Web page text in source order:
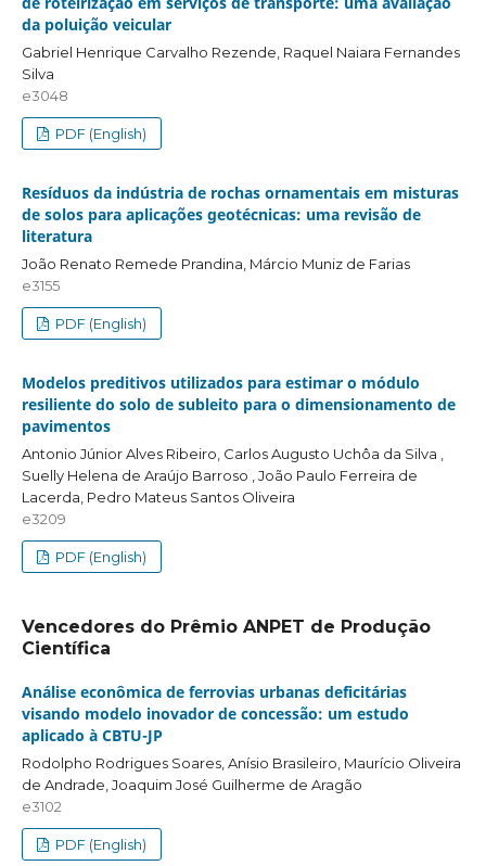
da poluição veicular
Gabriel Henrique Carvalho Rezende, Raquel Naiara Fernandes
Silva
e3048
PDF (English)
Resíduos da indústria de rochas ornamentais em misturas
de solos para aplicações geotécnicas: uma revisão de
literatura
João Renato Remede Prandina, Márcio Muniz de Farias
e3155
PDF (English)
Modelos preditivos utilizados para estimar o módulo
resiliente do solo de subleito para o dimensionamento de
pavimentos
Antonio Júnior Alves Ribeiro, Carlos Augusto Uchôa da Silva ,
Suelly Helena de Araújo Barroso , João Paulo Ferreira de
Lacerda, Pedro Mateus Santos Oliveira
e3209
PDF (English)
Vencedores do Prêmio ANPET de Produção
Científica
Análise econômica de ferrovias urbanas deficitárias
visando modelo inovador de concessão: um estudo
aplicado à CBTU-JP
Rodolpho Rodrigues Soares, Anísio Brasileiro, Maurício Oliveira
de Andrade, Joaquim José Guilherme de Aragão
e3102
PDF (English)